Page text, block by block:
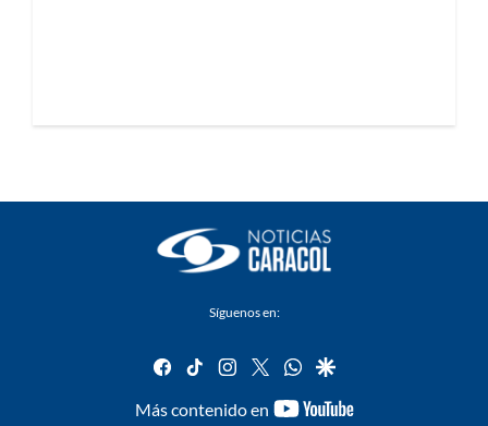
Síguenos en:
facebook
tiktok instagram
twitterwhatsapp
google
Más contenido en
youtube-